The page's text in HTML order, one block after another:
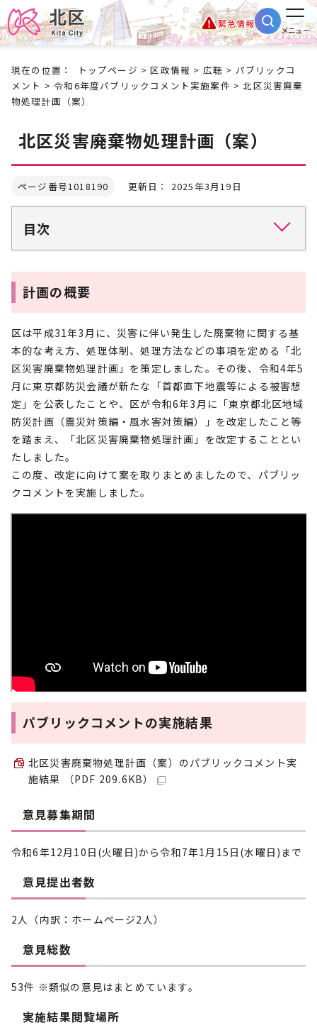
緊急情報
メニュー
現在の位置： トップページ >区政情報 > 広聴 > パブリックコ
メント >令和6年度パブリックコメント実施案件 > 北区災害廃棄
物処理計画（案）
北区災害廃棄物処理計画（案）
ページ番号1018190 更新日： 2025年3月19日
目次
計画の概要
区は平成31年3月に、災害に伴い発生した廃棄物に関する基
本的な考え方、処理体制、処理方法などの事項を定める「北
区災害廃棄物処理計画」を策定しました。その後、令和4年5
月に東京都防災会議が新たな「首都直下地震等による被害想
定」を公表したことや、区が令和6年3月に「東京都北区地域
防災計画（震災対策編・風水害対策編）」を改定したこと等
を踏まえ、「北区災害廃棄物処理計画」を改定することとい
たしました。
この度、改定に向けて案を取りまとめましたので、パブリッ
クコメントを実施しました。
パブリックコメントの実施結果
北区災害廃棄物処理計画（案）のパブリックコメント実
施結果 （PDF 209.6KB）
意見募集期間
令和6年12月10日(火曜日)から令和7年1月15日(水曜日)まで
意見提出者数
2人（内訳：ホームページ2人）
意見総数
53件 ※類似の意見はまとめています。
実施結果閲覧場所